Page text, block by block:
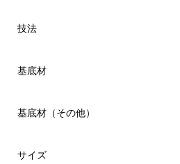
技法
基底材
基底材（その他）
サイズ